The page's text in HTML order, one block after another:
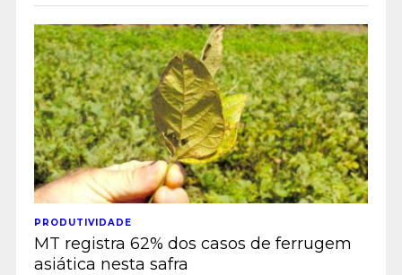
PRODUTIVIDADE
MT registra 62% dos casos de ferrugem
asiática nesta safra